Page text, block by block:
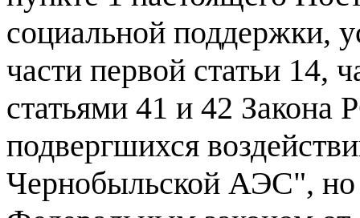
социальной поддержки,
части первой статьи 14,
статьями 41 и 42
подвергшихся
Чернобыльской АЭС", но